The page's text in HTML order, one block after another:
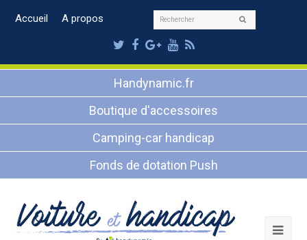
Accueil A propos Rechercher
Twitter
Facebook
Google
Plus
Youtube
RSS
Handynamic.fr
Boutique d'accessoires
Camping-car handicap
Fonds de dotation Push